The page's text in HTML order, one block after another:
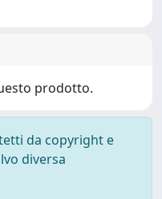
prodotto.
da copyright e
diversa